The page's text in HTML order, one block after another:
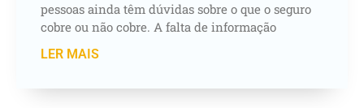
pessoas ainda têm dúvidas sobre o que o seguro
cobre ou não cobre. A falta de informação
LER MAIS